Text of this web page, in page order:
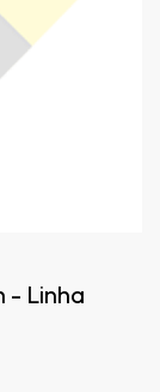
- Linha